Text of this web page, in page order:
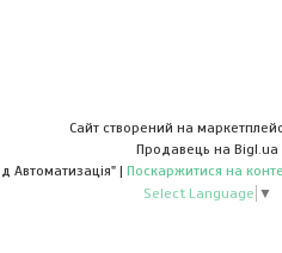
Сайт створений на
Продавець на Bigl.ua
ТОВ "Є-Трейд Автоматизація" | Поскаржитися на
Select Language ▼